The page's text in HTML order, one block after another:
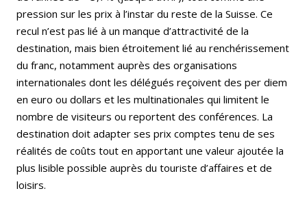
pression sur les prix à l’instar du reste de la Suisse. Ce
recul n’est pas lié à un manque d’attractivité de la
destination, mais bien étroitement lié au renchérissement
du franc, notamment auprès des organisations
internationales dont les délégués reçoivent des per diem
en euro ou dollars et les multinationales qui limitent le
nombre de visiteurs ou reportent des conférences. La
destination doit adapter ses prix comptes tenu de ses
réalités de coûts tout en apportant une valeur ajoutée la
plus lisible possible auprès du touriste d’affaires et de
loisirs.